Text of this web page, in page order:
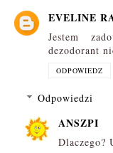
EVELINE
Jestem
dezodorant
ODPOWIEDZ
Odpowiedzi
ANSZPI
Dlaczego?